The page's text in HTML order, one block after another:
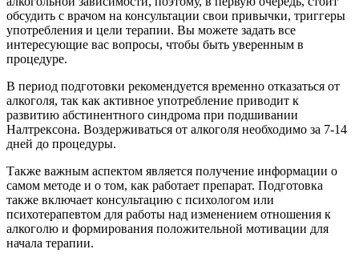
обсудить с врачом на консультации свои привычки, триггеры
употребления и цели терапии. Вы можете задать все
интересующие вас вопросы, чтобы быть уверенным в
процедуре.
В период подготовки рекомендуется временно отказаться от
алкоголя, так как активное употребление приводит к
развитию абстинентного синдрома при подшивании
Налтрексона. Воздерживаться от алкоголя необходимо за 7-14
дней до процедуры.
Также важным аспектом является получение информации о
самом методе и о том, как работает препарат. Подготовка
также включает консультацию с психологом или
психотерапевтом для работы над изменением отношения к
алкоголю и формирования положительной мотивации для
начала терапии.